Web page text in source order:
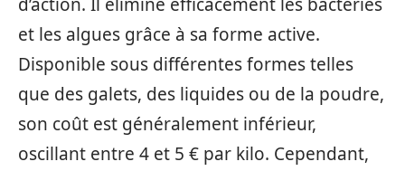
et les algues grâce à sa forme active.
Disponible sous différentes formes telles
que des galets, des liquides ou de la poudre,
son coût est généralement inférieur,
oscillant entre 4 et 5 € par kilo. Cependant,